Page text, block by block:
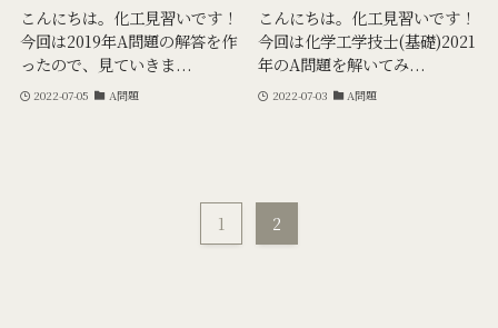
こんにちは。化工見習いです！
今回は2019年A問題の解答を作
ったので、見ていきま...
2022-07-05 A問題
こんにちは。化工見習いです！
今回は化学工学技士(基礎)2021
年のA問題を解いてみ...
2022-07-03 A問題
1 2